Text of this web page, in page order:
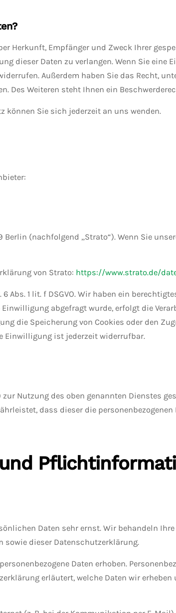
Herkunft, Empfänger und Zweck Ihrer
dieser Daten zu verlangen. Wenn Sie
Außerdem haben Sie das Recht,
Des Weiteren steht Ihnen ein
können Sie sich jederzeit an uns wenden.
(nachfolgend „Strato“). Wenn Sie
von Strato: https://www.strato.de/
Abs. 1 lit. f DSGVO. Wir haben ein
abgefragt wurde, erfolgt die
die Speicherung von Cookies oder den
Einwilligung ist jederzeit widerrufbar.
Nutzung des oben genannten Dienstes
dass dieser die
Daten sehr ernst. Wir behandeln
dieser Datenschutzerklärung.
Daten erhoben.
erläutert, welche Daten wir